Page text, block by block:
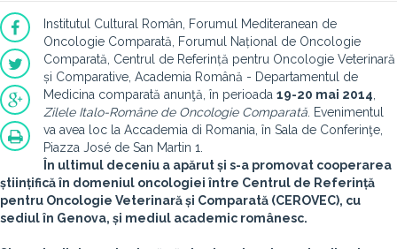
Institutul Cultural Român, Forumul Mediteranean de
Oncologie Comparată, Forumul Național de Oncologie
Comparată, Centrul de Referință pentru Oncologie Veterinară
și Comparative, Academia Română - Departamentul de
Medicina comparată anunţă, în perioada 19-20 mai 2014
Zilele Italo-Române de Oncologie Comparată . Evenimentul
va avea loc la Accademia di Romania, în Sala de Conferinţe,
Piazza José de San Martin 1.
În ultimul deceniu a apărut și s-a promovat cooperarea
științifică în domeniul oncologiei între Centrul de Referință
pentru Oncologie Veterinară și Comparată (CEROVEC), cu
sediul în Genova, și mediul academic românesc.